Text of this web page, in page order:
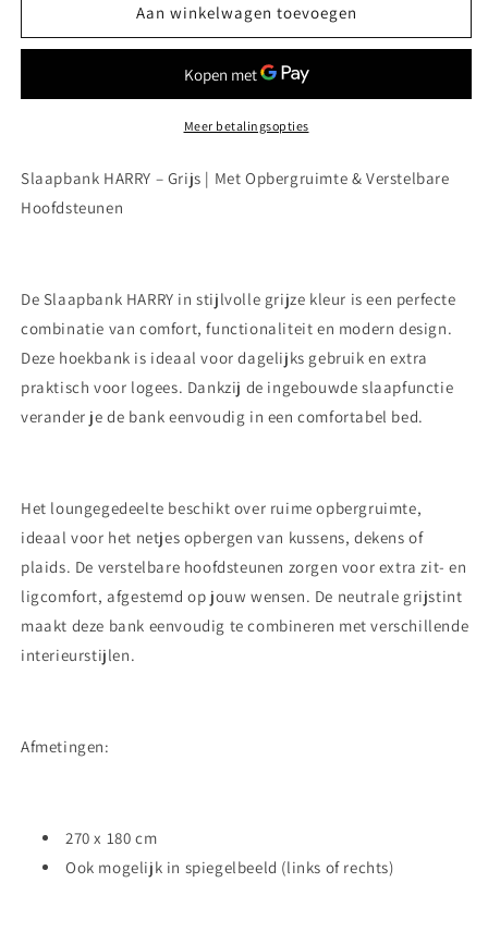
Slaapbank
Harry
Slaapbank
Aan winkelwagen toevoegen
Meer betalingsopties
Slaapbank HARRY – Grijs | Met Opbergruimte & Verstelbare
Hoofdsteunen
De Slaapbank HARRY in stijlvolle grijze kleur is een perfecte
combinatie van comfort, functionaliteit en modern design.
Deze hoekbank is ideaal voor dagelijks gebruik en extra
praktisch voor logees. Dankzij de ingebouwde slaapfunctie
verander je de bank eenvoudig in een comfortabel bed.
Het loungegedeelte beschikt over ruime opbergruimte,
ideaal voor het netjes opbergen van kussens, dekens of
plaids. De verstelbare hoofdsteunen zorgen voor extra zit- en
ligcomfort, afgestemd op jouw wensen. De neutrale grijstint
maakt deze bank eenvoudig te combineren met verschillende
interieurstijlen.
Afmetingen:
270 x 180 cm
Ook mogelijk in spiegelbeeld (links of rechts)